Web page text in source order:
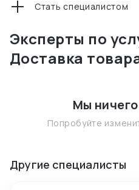
Эксперты по
Доставка
Стать специалистом
Мы
Попробуйте
Другие специалисты